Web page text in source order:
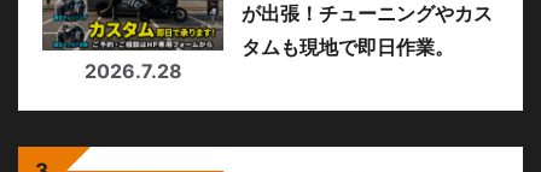
2026.7.28
が出張！チューニングやカス
タムも現地で即日作業。